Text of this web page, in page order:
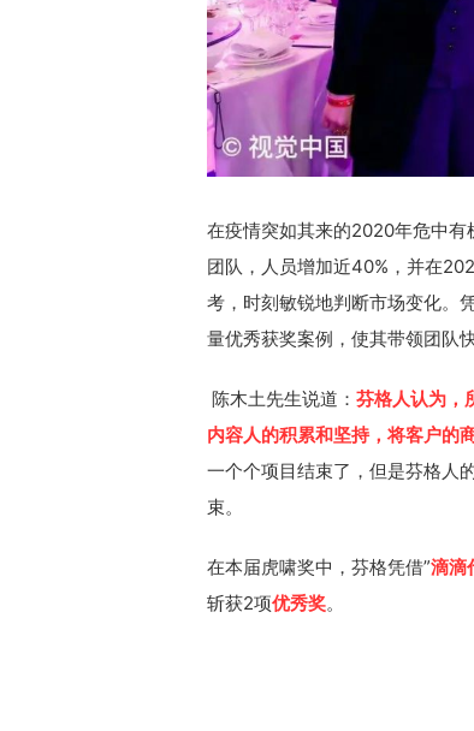
在疫情突如其来的2020年危中
团队，人员增加近40%，并在
考，时刻敏锐地判断市场变化。
量优秀获奖案例，使其带领团队快
陈木土先生说道： 芬格人认为，
内容人的积累和坚持，将客户的
一个个项目结束了，但是芬格人
束。
在本届虎啸奖中，芬格凭借”滴滴
斩获2项优秀奖。